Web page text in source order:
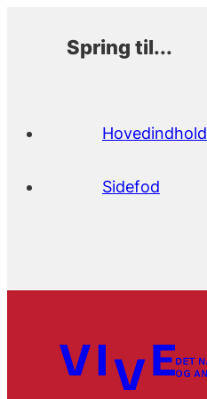
Spring til...
Hovedindhold
Sidefod